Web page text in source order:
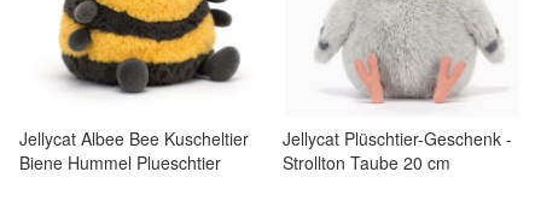
Jellycat Albee Bee Kuscheltier
Biene Hummel Plueschtier
Jellycat Plüschtier-Geschenk -
Strollton Taube 20 cm